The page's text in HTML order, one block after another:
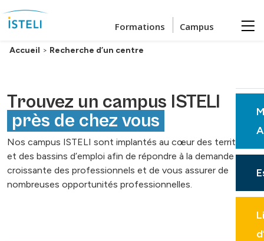
Formations Campus
Accueil > Recherche d’un centre
Trouvez un campus ISTELI
près de chez vous
Nos campus ISTELI sont implantés au cœur des territoires
et des bassins d’emploi afin de répondre à la demande
croissante des professionnels et de vous assurer de
nombreuses opportunités professionnelles.